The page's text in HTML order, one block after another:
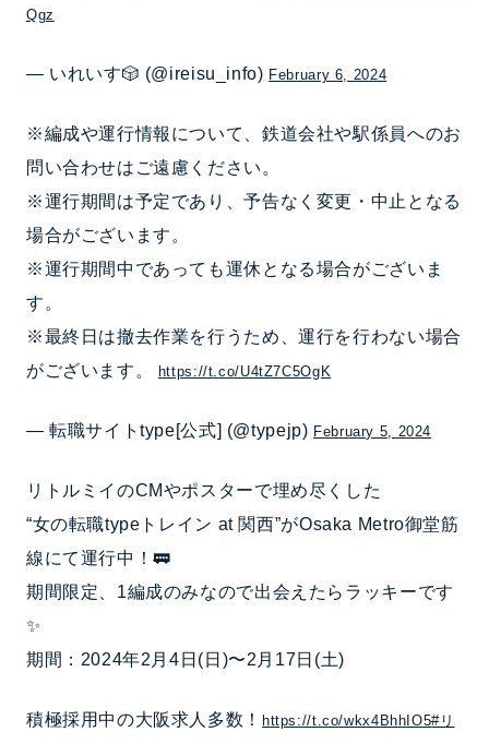
Qgz
— いれいす🎲 (@ireisu_info) February 6, 2024
※編成や運行情報について、鉄道会社や駅係員へのお
問い合わせはご遠慮ください。
※運行期間は予定であり、予告なく変更・中止となる
場合がございます。
※運行期間中であっても運休となる場合がございま
す。
※最終日は撤去作業を行うため、運行を行わない場合
がございます。
https://t.co/U4tZ7C5OgK
— 転職サイトtype[公式] (@typejp) February 5, 2024
リトルミイのCMやポスターで埋め尽くした
“女の転職typeトレイン at 関西”がOsaka Metro御堂筋
線にて運行中！🚃
期間限定、1編成のみなので出会えたらラッキーです
✨
期間：2024年2月4日(日)〜2月17日(土)
積極採用中の大阪求人多数！ https://t.co/wkx4BhhIO5#リ